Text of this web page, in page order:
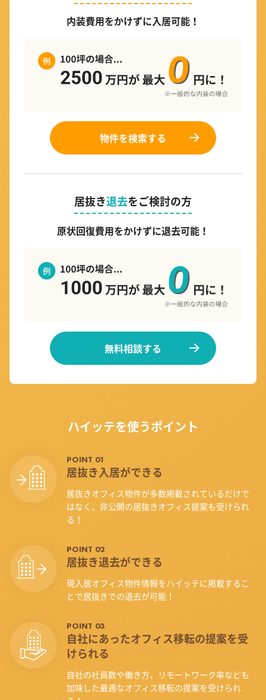
内装費用をかけずに入居可能！
物件を検索する
居抜き退去をご検討の方
原状回復費用をかけずに退去可能！
無料相談する
ハイッテを使うポイント
POINT 01
居抜き入居ができる
居抜きオフィス物件が多数掲載されているだけで
はなく、非公開の居抜きオフィス提案も受けられ
る！
POINT 02
居抜き退去ができる
現入居オフィス物件情報をハイッテに掲載するこ
とで居抜きでの退去が可能！
POINT 03
自社にあったオフィス移転の提案を受
けられる
自社の社員数や働き方、リモートワーク率なども
加味した最適なオフィス移転の提案を受けられ